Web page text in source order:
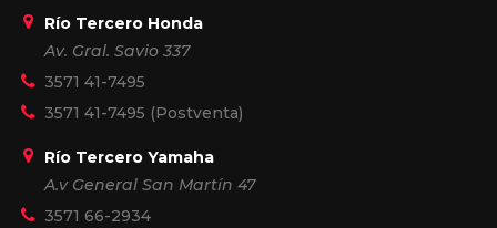
Río Tercero Honda
Av. Gral. Savio 337
3571 41-7495
3571 41-7495 (Postventa)
Río Tercero Yamaha
A.v General San Martín 47
3571 66-2934